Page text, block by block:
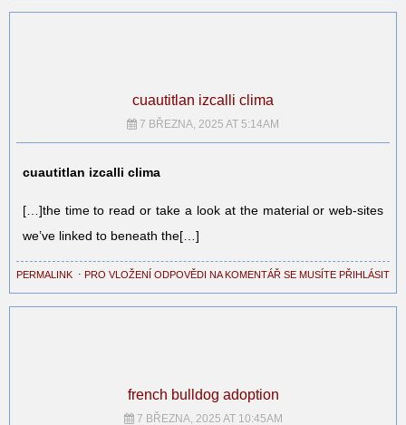
cuautitlan izcalli clima
7 BŘEZNA, 2025 AT 5:14AM
cuautitlan izcalli clima
[…]the time to read or take a look at the material or web-sites
we’ve linked to beneath the[…]
PERMALINK ⋅ PRO VLOŽENÍ ODPOVĚDI NA KOMENTÁŘ SE MUSÍTE PŘIHLÁSIT
french bulldog adoption
7 BŘEZNA, 2025 AT 10:45AM